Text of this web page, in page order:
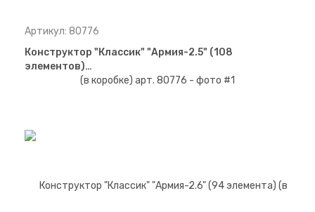
Артикул: 80776
Конструктор "Классик" "Армия-2.5" (108
элементов)…